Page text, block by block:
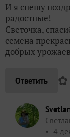
И я спешу
радостные!
Светочка,
семена
добрых урожаев
Ответить ✿
4